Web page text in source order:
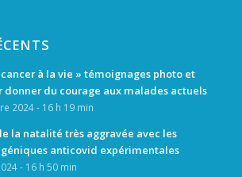
à la vie » témoignages photo et
donner du courage aux malades actuels
2024 - 16 h 19 min
la natalité très aggravée avec les
anticovid expérimentales
- 16 h 50 min